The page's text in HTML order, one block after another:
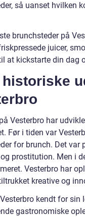
så uanset hvilken
brunchsteder på
juicer,
at kickstarte din dag
historiske
Vesterbro har
Før i tiden var
for brunch. Det var
prostitution. Men i
Vesterbro har
kreative og
kendt for sin
gastronomiske